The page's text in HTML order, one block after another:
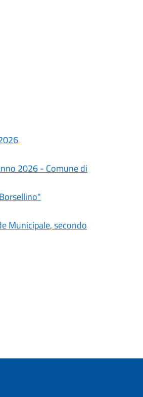
2026 - Comune di
Municipale, secondo